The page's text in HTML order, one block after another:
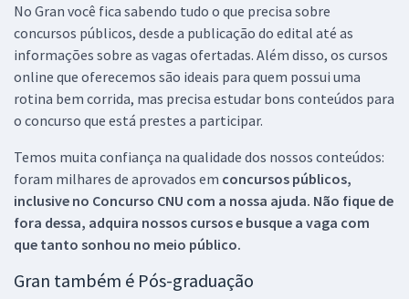
No Gran você fica sabendo tudo o que precisa sobre
concursos públicos, desde a publicação do edital até as
informações sobre as vagas ofertadas. Além disso, os cursos
online que oferecemos são ideais para quem possui uma
rotina bem corrida, mas precisa estudar bons conteúdos para
o concurso que está prestes a participar.
Temos muita confiança na qualidade dos nossos conteúdos:
foram milhares de aprovados em concursos públicos,
inclusive no Concurso CNU com a nossa ajuda. Não fique de
fora dessa, adquira nossos cursos e busque a vaga com
que tanto sonhou no meio público.
Gran também é Pós-graduação